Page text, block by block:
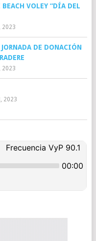
VOLEY “DÍA DEL
2023
DE DONACIÓN
2023
2023